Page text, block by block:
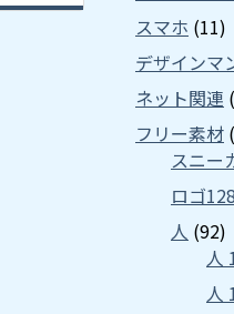
スマホ (11)
デザインマ
ネット関連
フリー素材
スニー
ロゴ
人 (92)
人
人